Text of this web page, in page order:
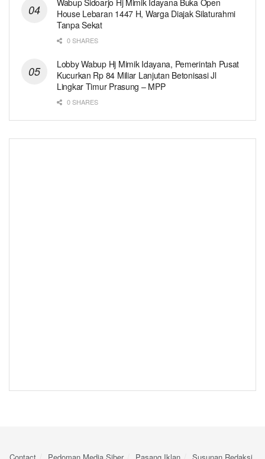
House Lebaran 1447 H, Warga Diajak Silaturahmi
Tanpa Sekat
0 SHARES
Lobby Wabup Hj Mimik Idayana, Pemerintah Pusat
Kucurkan Rp 84 Miliar Lanjutan Betonisasi Jl
Lingkar Timur Prasung – MPP
0 SHARES
Contact Pedoman Media Siber Pasang Iklan Susunan Redaksi